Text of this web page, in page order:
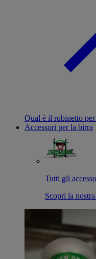
Qual è il rubinetto
Accessori per la birra
Tutti gli
Scopri la